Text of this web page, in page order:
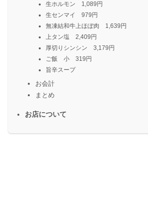
生ホルモン 1,089円
生センマイ 979円
無凍結和牛上ほぼ肉 1,639円
上タン塩 2,409円
厚切りシンシン 3,179円
ご飯 小 319円
旨辛スープ
お会計
まとめ
お店について